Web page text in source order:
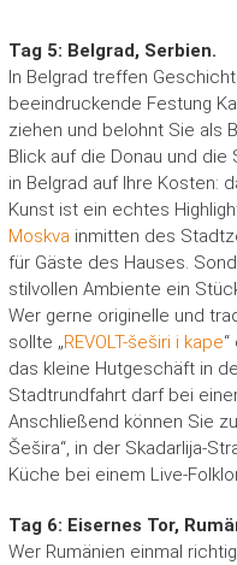
Tag 5: Belgrad, Serbien.
In Belgrad treffen
beeindruckende Festung
ziehen und belohnt Sie als
Blick auf die Donau und
in Belgrad auf Ihre Kosten:
Kunst ist ein echtes
Moskva inmitten des
für Gäste des Hauses.
stilvollen Ambiente ein
Wer gerne originelle und
sollte „REVOLT-šeširi i kape
das kleine Hutgeschäft in
Stadtrundfahrt darf bei
Anschließend können Sie
Šešira“, in der Skadarlija-
Küche bei einem Live-
Tag 6: Eisernes Tor,
Wer Rumänien einmal